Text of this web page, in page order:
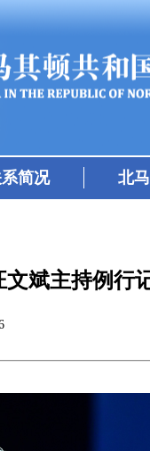
简况 北
文斌主持例行